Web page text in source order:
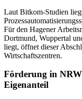
Laut Bitkom-Studien
Für den Hagener
Dortmund, Wuppertal
liegt, öffnet dieser
Wirtschaftszentren.
Förderung in
Eigenanteil